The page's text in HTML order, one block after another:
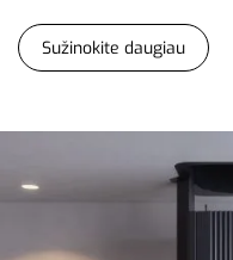
Sužinokite daugiau